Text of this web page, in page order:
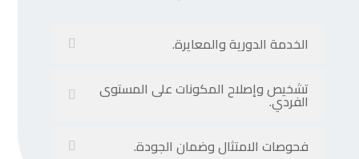
الخدمة الدورية والمعايرة.
تشخيص وإصلاح المكونات على المستوى
الفردي.
فحوصات الامتثال وضمان الجودة.